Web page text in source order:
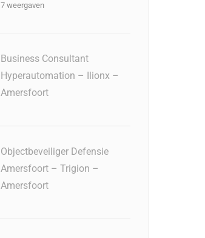
7 weergaven
Business Consultant
Hyperautomation – Ilionx –
Amersfoort
Objectbeveiliger Defensie
Amersfoort – Trigion –
Amersfoort